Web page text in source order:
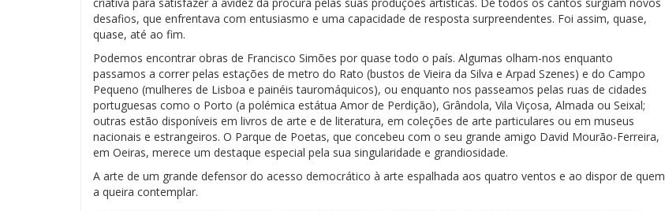
desafios, que enfrentava com entusiasmo e uma capacidade de resposta surpreendentes. Foi assim, quase,
quase, até ao fim.
Podemos encontrar obras de Francisco Simões por quase todo o país. Algumas olham-nos enquanto
passamos a correr pelas estações de metro do Rato (bustos de Vieira da Silva e Arpad Szenes) e do Campo
Pequeno (mulheres de Lisboa e painéis tauromáquicos), ou enquanto nos passeamos pelas ruas de cidades
portuguesas como o Porto (a polémica estátua Amor de Perdição), Grândola, Vila Viçosa, Almada ou Seixal;
outras estão disponíveis em livros de arte e de literatura, em coleções de arte particulares ou em museus
nacionais e estrangeiros. O Parque de Poetas, que concebeu com o seu grande amigo David Mourão-Ferreira,
em Oeiras, merece um destaque especial pela sua singularidade e grandiosidade.
A arte de um grande defensor do acesso democrático à arte espalhada aos quatro ventos e ao dispor de quem
a queira contemplar.